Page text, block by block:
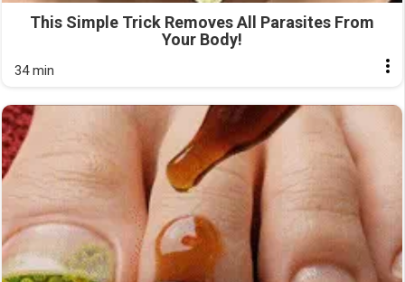
This Simple Trick Removes All Parasites From
Your Body!
34 min